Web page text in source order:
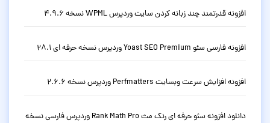
افزونه قدرتمند چند زبانه کردن سایت وردپرس WPML نسخه 4.9.6
افزونه فارسی سئو Yoast SEO Premium وردپرس نسخه حرفه ای 28.1
افزونه افزایش سرعت وبسایت Perfmatters وردپرس نسخه 2.6.6
دانلود افزونه سئو حرفه ای رنک مث Rank Math Pro وردپرس فارسی نسخه